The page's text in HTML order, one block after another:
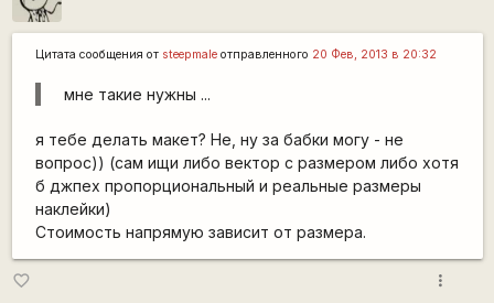
Цитата сообщения от steepmaleотправленного 20 Фев, 2013 в 20:32
мне такие нужны ...
я тебе делать макет? Не, ну за бабки могу - не
вопрос)) (сам ищи либо вектор с размером либо хотя
б джпех пропорциональный и реальные размеры
наклейки)
Стоимость напрямую зависит от размера.
favorite_border more_vert